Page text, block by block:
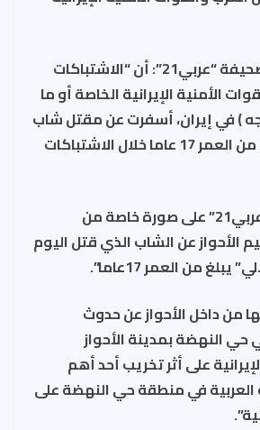
وأكدت المصادر لصحيفة “عربي21”: أن “الاشتباكات
الأمنية الإيرانية الخاصة أو ما
) في إيران، أسفرت عن مقتل شاب
عربي أحوازي يبلغ من العمر 17 عاما خلال الاشتباكات
وحصلت صحيفة “عربي21” على صورة خاصة من
الأحواز عن الشاب الذي قتل اليوم
من العمر 17عاما”.
من داخل الأحواز عن حدوث
النهضة بمدينة الأحواز
على أثر تخريب أحد أهم
العربية في منطقة حي النهضة على